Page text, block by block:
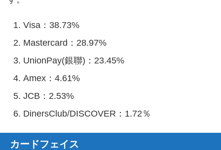
Visa：38.73%
Mastercard：28.97%
UnionPay(銀聯)：23.45%
Amex：4.61%
JCB：2.53%
DinersClub/DISCOVER：1.72％
カードフェイス